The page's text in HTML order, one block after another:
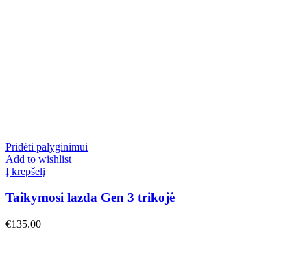
Pridėti palyginimui
Add to wishlist
Į krepšelį
Taikymosi lazda Gen 3 trikojė
€135.00